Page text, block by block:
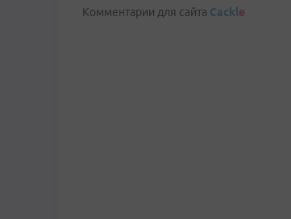
Комментарии для сайта Cackle